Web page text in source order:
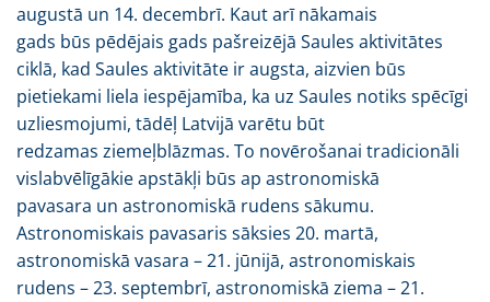
augustā un 14. decembrī. Kaut arī nākamais
gads būs pēdējais gads pašreizējā Saules aktivitātes
ciklā, kad Saules aktivitāte ir augsta, aizvien būs
pietiekami liela iespējamība, ka uz Saules notiks spēcīgi
uzliesmojumi, tādēļ Latvijā varētu būt
redzamas ziemeļblāzmas. To novērošanai tradicionāli
vislabvēlīgākie apstākļi būs ap astronomiskā
pavasara un astronomiskā rudens sākumu.
Astronomiskais pavasaris sāksies 20. martā,
astronomiskā vasara – 21. jūnijā, astronomiskais
rudens – 23. septembrī, astronomiskā ziema – 21.